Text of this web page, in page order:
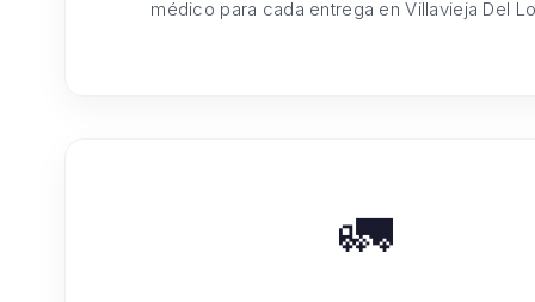
médico para cada entrega en Villavieja Del
🚛